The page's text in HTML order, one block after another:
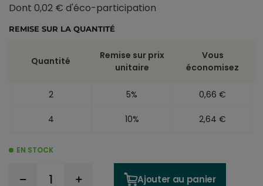
Dont 0,02 € d'éco-participation
REMISE SUR LA QUANTITÉ
Quantité
Remise sur prix
unitaire
Vous
économisez
2 5% 0,66 €
4 10% 2,64 €
EN STOCK
Ajouter au panier